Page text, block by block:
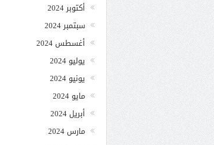
أكتوبر 2024
سبتمبر 2024
أغسطس 2024
يوليو 2024
يونيو 2024
مايو 2024
أبريل 2024
مارس 2024